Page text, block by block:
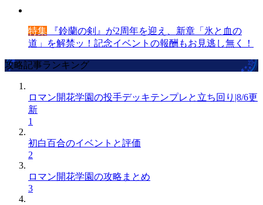
特集 『鈴蘭の剣』が2周年を迎え、新章「氷と血の
道」を解禁ッ！記念イベントの報酬もお見逃し無く！
攻略記事ランキング
ロマン開花学園の投手デッキテンプレと立ち回り|8/6更
新
1
初白百合のイベントと評価
2
ロマン開花学園の攻略まとめ
3